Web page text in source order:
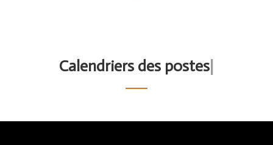
Calendriers des postes